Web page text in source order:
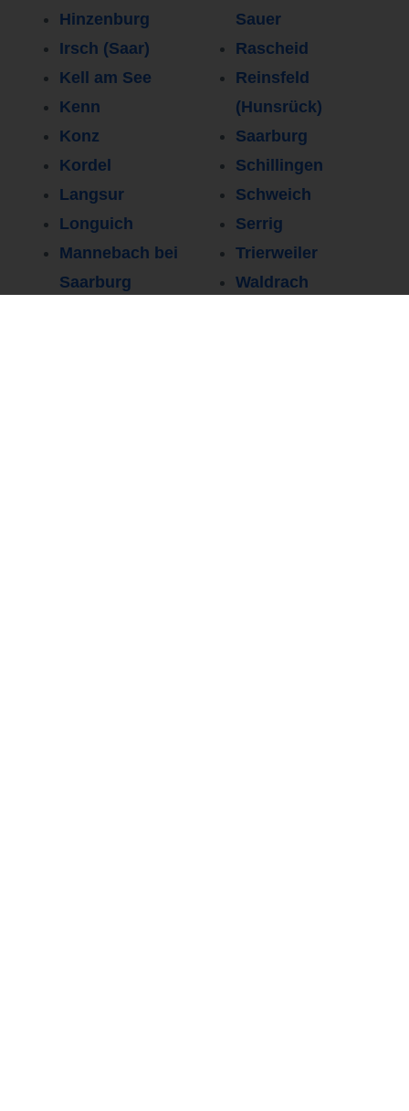
Hinzenburg
Irsch (Saar)
Kell am See
Kenn
Konz
Kordel
Langsur
Longuich
Mannebach bei
Saarburg
Sauer
Rascheid
Reinsfeld
(Hunsrück)
Saarburg
Schillingen
Schweich
Serrig
Trierweiler
Waldrach